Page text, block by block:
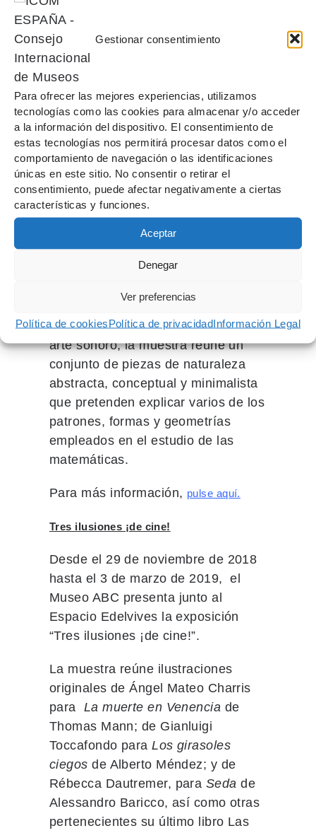
Gestionar consentimiento
Para ofrecer las mejores experiencias, utilizamos
tecnologías como las cookies para almacenar y/o acceder
a la información del dispositivo. El consentimiento de
estas tecnologías nos permitirá procesar datos como el
comportamiento de navegación o las identificaciones
únicas en este sitio. No consentir o retirar el
consentimiento, puede afectar negativamente a ciertas
características y funciones.
Aceptar
Denegar
Ver preferencias
Política de cookiesPolítica de privacidadInformación Legal
C
Desde el 20 de diciembre de 2018
hasta el 10 de marzo de 2019,
podrá verse en las salas del museo
la exposición que Ignacio Uriarte
protagoniza dentro del programa
Conexiones,puesto en marcha por
elMuseo ABC y laFundación Banco
Santander
para contribuir al
desarrollo y la difusión del dibujo
contemporáneo.
Partiendo de materiales cotidianos
máquinas de escribir) y técnicas
como el dibujo, la instalación o el
arte sonoro, la muestra reúne un
conjunto de piezas de naturaleza
abstracta, conceptual y minimalista
que pretenden explicar varios de los
patrones, formas y geometrías
empleados en el estudio de las
matemáticas.
Para más información, pulse aquí.
Tres ilusiones ¡de cine!
Desde el 29 de noviembre de 2018
hasta el 3 de marzo de 2019, el
Museo ABC presenta junto al
Espacio Edelvives la exposición
“Tres ilusiones ¡de cine!”.
La muestra reúne ilustraciones
originales de Ángel Mateo Charris
para La muerte en Venencia de
Thomas Mann; de Gianluigi
Toccafondo paraLos girasoles
ciegos de Alberto Méndez; y de
Rébecca Dautremer, para Seda de
Alessandro Baricco, así como otras
pertenecientes su último libro Las